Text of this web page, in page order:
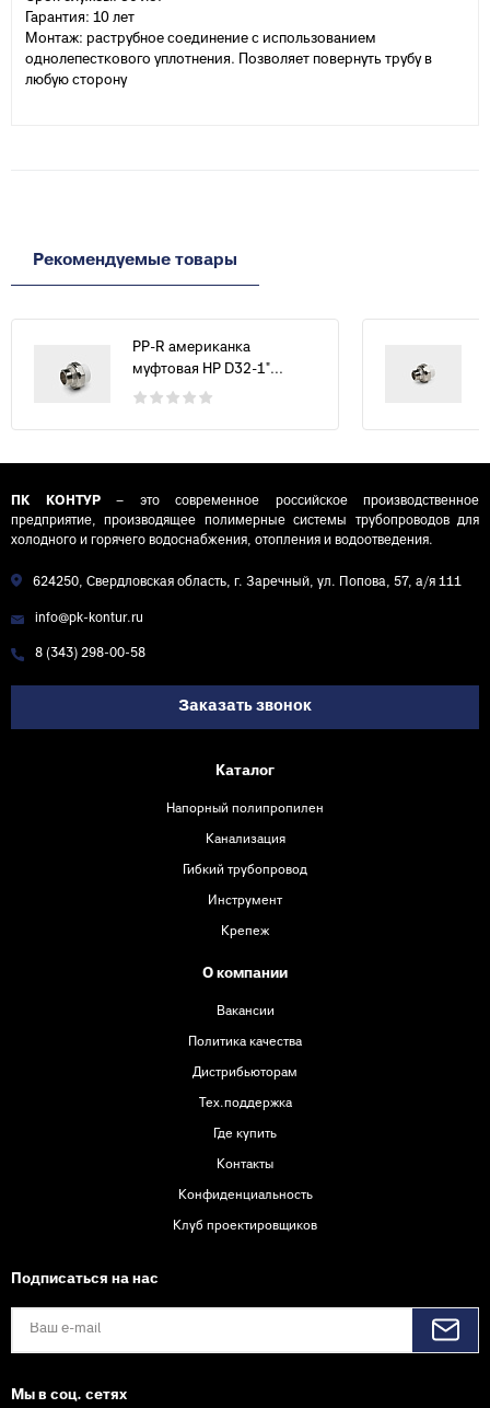
Гарантия: 10 лет
Монтаж: раструбное соединение с использованием
однолепесткового уплотнения. Позволяет повернуть трубу в
любую сторону
Рекомендуемые товары
PP-R американка
муфтовая НР D32-1"...
ПК КОНТУР– это современное российское производственное
предприятие, производящее полимерные системы трубопроводов для
холодного и горячего водоснабжения, отопления и водоотведения.
624250, Свердловская область, г. Заречный, ул. Попова, 57, а/я 111
info@pk-kontur.ru
8 (343) 298-00-58
Заказать звонок
Каталог
Напорный полипропилен
Канализация
Гибкий трубопровод
Инструмент
Крепеж
О компании
Вакансии
Политика качества
Дистрибьюторам
Тех.поддержка
Где купить
Контакты
Конфиденциальность
Клуб проектировщиков
Подписаться на нас
Мы в соц. сетях